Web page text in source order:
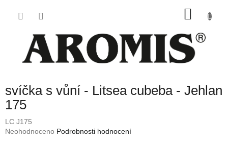
svíčka s vůní - Litsea cubeba - Jehlan
175
LC J175
Průměrné
Neohodnoceno Podrobnosti hodnocení